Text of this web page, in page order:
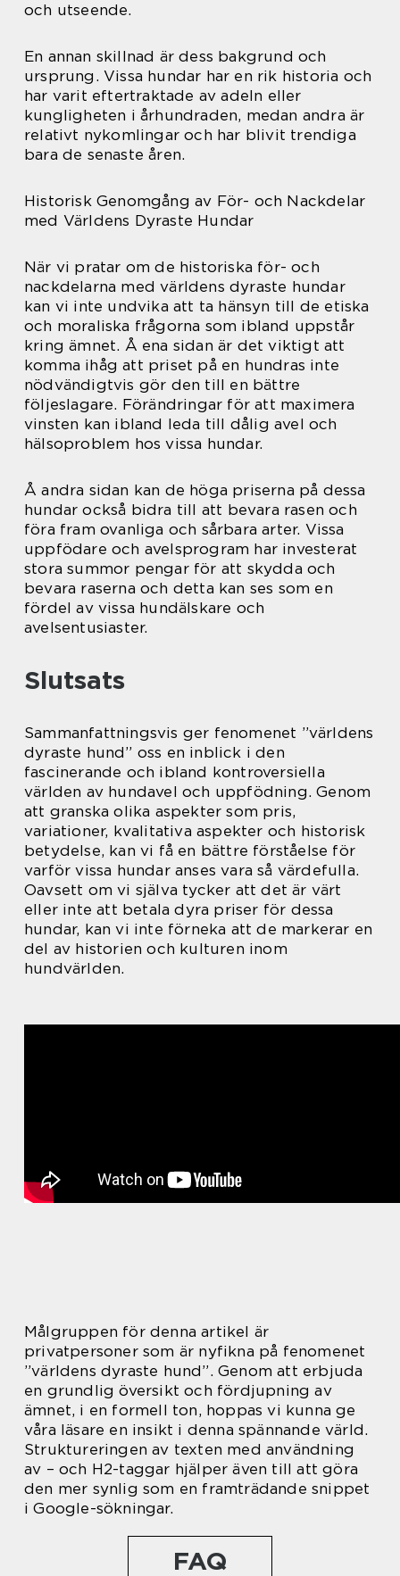
och utseende.
En annan skillnad är dess bakgrund och
ursprung. Vissa hundar har en rik historia och
har varit eftertraktade av adeln eller
kungligheten i århundraden, medan andra är
relativt nykomlingar och har blivit trendiga
bara de senaste åren.
Historisk Genomgång av För- och Nackdelar
med Världens Dyraste Hundar
När vi pratar om de historiska för- och
nackdelarna med världens dyraste hundar
kan vi inte undvika att ta hänsyn till de etiska
och moraliska frågorna som ibland uppstår
kring ämnet. Å ena sidan är det viktigt att
komma ihåg att priset på en hundras inte
nödvändigtvis gör den till en bättre
följeslagare. Förändringar för att maximera
vinsten kan ibland leda till dålig avel och
hälsoproblem hos vissa hundar.
Å andra sidan kan de höga priserna på dessa
hundar också bidra till att bevara rasen och
föra fram ovanliga och sårbara arter. Vissa
uppfödare och avelsprogram har investerat
stora summor pengar för att skydda och
bevara raserna och detta kan ses som en
fördel av vissa hundälskare och
avelsentusiaster.
Slutsats
Sammanfattningsvis ger fenomenet ”världens
dyraste hund” oss en inblick i den
fascinerande och ibland kontroversiella
världen av hundavel och uppfödning. Genom
att granska olika aspekter som pris,
variationer, kvalitativa aspekter och historisk
betydelse, kan vi få en bättre förståelse för
varför vissa hundar anses vara så värdefulla.
Oavsett om vi själva tycker att det är värt
eller inte att betala dyra priser för dessa
hundar, kan vi inte förneka att de markerar en
del av historien och kulturen inom
hundvärlden.
Målgruppen för denna artikel är
privatpersoner som är nyfikna på fenomenet
”världens dyraste hund”. Genom att erbjuda
en grundlig översikt och fördjupning av
ämnet, i en formell ton, hoppas vi kunna ge
våra läsare en insikt i denna spännande värld.
Struktureringen av texten med användning
av – och H2-taggar hjälper även till att göra
den mer synlig som en framträdande snippet
i Google-sökningar.
FAQ